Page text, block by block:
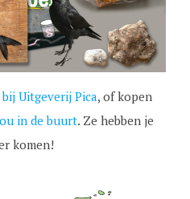
Uitgeverij Pica, of kopen
in de buurt. Ze hebben je
komen!